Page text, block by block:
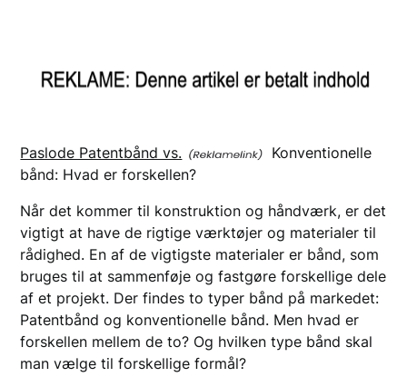
Paslode Patentbånd vs.
Konventionelle
bånd: Hvad er forskellen?
Når det kommer til konstruktion og håndværk, er det
vigtigt at have de rigtige værktøjer og materialer til
rådighed. En af de vigtigste materialer er bånd, som
bruges til at sammenføje og fastgøre forskellige dele
af et projekt. Der findes to typer bånd på markedet:
Patentbånd og konventionelle bånd. Men hvad er
forskellen mellem de to? Og hvilken type bånd skal
man vælge til forskellige formål?